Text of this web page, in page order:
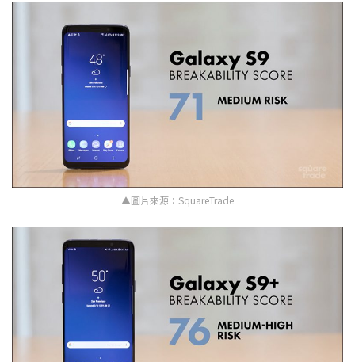
▲圖片來源：SquareTrade